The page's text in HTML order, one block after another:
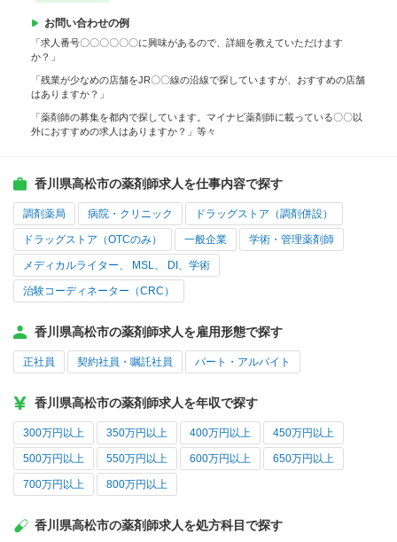
お問い合わせの例
「求人番号〇〇〇〇〇〇に興味があるので、詳細を教えていただけます
か？」
「残業が少なめの店舗をJR〇〇線の沿線で探していますが、おすすめの店舗
はありますか？」
「薬剤師の募集を都内で探しています。マイナビ薬剤師に載っている〇〇以
外におすすめの求人はありますか？」等々
香川県高松市の薬剤師求人を仕事内容で探す
調剤薬局 病院・クリニック ドラッグストア（調剤併設）
ドラッグストア（OTCのみ） 一般企業 学術・管理薬剤師
メディカルライター、 MSL、 DI、学術
治験コーディネーター（CRC）
香川県高松市の薬剤師求人を雇用形態で探す
正社員 契約社員・嘱託社員 パート・アルバイト
香川県高松市の薬剤師求人を年収で探す
300万円以上 350万円以上 400万円以上 450万円以上
500万円以上 550万円以上 600万円以上 650万円以上
700万円以上 800万円以上
香川県高松市の薬剤師求人を処方科目で探す